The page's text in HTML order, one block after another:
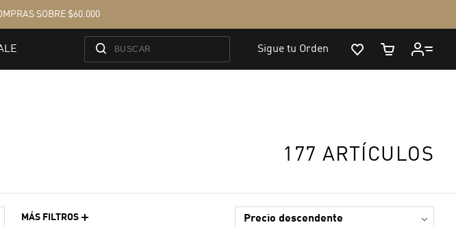
177 ARTÍCULOS
MÁS FILTROS